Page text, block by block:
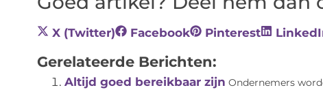
X (Twitter) Facebook Pinterest
Gerelateerde Berichten:
Altijd goed bereikbaar zijn Ondernemers